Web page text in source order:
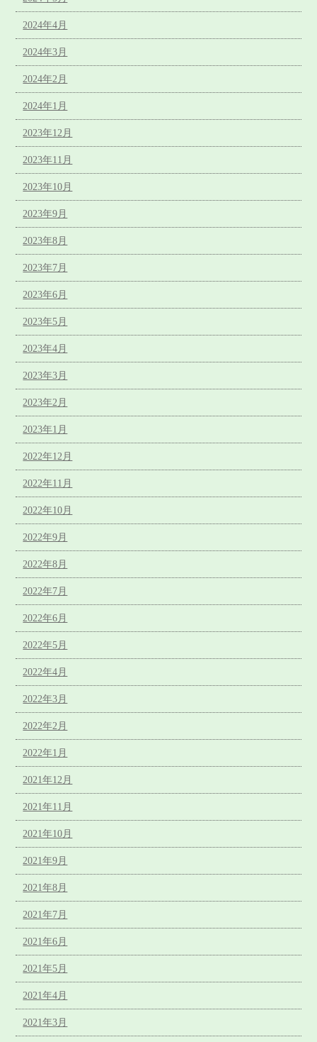
2024年4月
2024年3月
2024年2月
2024年1月
2023年12月
2023年11月
2023年10月
2023年9月
2023年8月
2023年7月
2023年6月
2023年5月
2023年4月
2023年3月
2023年2月
2023年1月
2022年12月
2022年11月
2022年10月
2022年9月
2022年8月
2022年7月
2022年6月
2022年5月
2022年4月
2022年3月
2022年2月
2022年1月
2021年12月
2021年11月
2021年10月
2021年9月
2021年8月
2021年7月
2021年6月
2021年5月
2021年4月
2021年3月